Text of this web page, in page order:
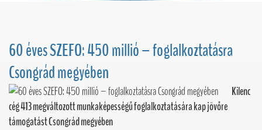
60 éves SZEFO: 450 millió – foglalkoztatásra
Csongrád megyében
Kilenc
cég 413 megváltozott munkaképességű foglalkoztatására kap jövőre
támogatást Csongrád megyében